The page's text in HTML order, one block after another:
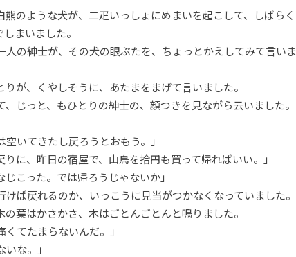
使
て
さ
い。
のような犬が、二疋いっしょにめまいを起こして、しばらく
まいました。
人の紳士が、その犬の眼ぶたを、ちょっとかえしてみて言いま
が、くやしそうに、あたまをまげて言いました。
じっと、もひとりの紳士の、顔つきを見ながら云いました。
いてきたし戻ろうとおもう。」
に、昨日の宿屋で、山鳥を拾円も買って帰ればいい。」
こった。では帰ろうじゃないか」
ば戻れるのか、いっこうに見当がつかなくなっていました。
葉はかさかさ、木はごとんごとんと鳴りました。
てたまらないんだ。」
な。」